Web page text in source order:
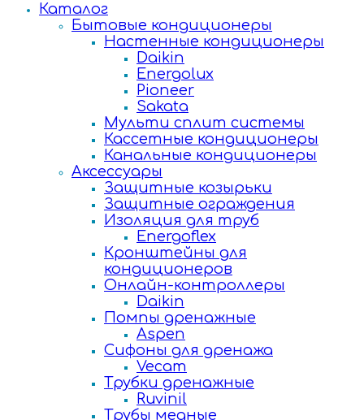
Каталог
Бытовые кондиционеры
Настенные кондиционеры
Daikin
Energolux
Pioneer
Sakata
Мульти сплит системы
Кассетные кондиционеры
Канальные кондиционеры
Аксессуары
Защитные козырьки
Защитные ограждения
Изоляция для труб
Energoflex
Кронштейны для
кондиционеров
Онлайн-контроллеры
Daikin
Помпы дренажные
Aspen
Сифоны для дренажа
Vecam
Трубки дренажные
Ruvinil
Трубы медные